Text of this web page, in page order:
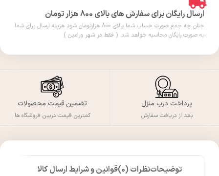
ارسال رایگان برای سفارش های بالای 800 هزار تومان
چنان چه جمع صورت حساب شما بالای 800 هزارتومان شود هزینه ارسال برای شما
به صورت رایگان محاسبه خواهد شد. ( فقط در شهر ورامین )
پرداخت درب منزل
بعد از دریافت سفارش
تضمین قیمت محصولات
کمترین قیمت دربین فروشگاه ها
توضیحاتنظرات (0) قوانین و شرایط ارسال کالا